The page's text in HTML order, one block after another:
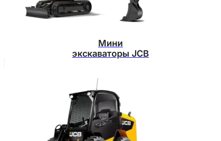
Мини
экскаваторы JCB